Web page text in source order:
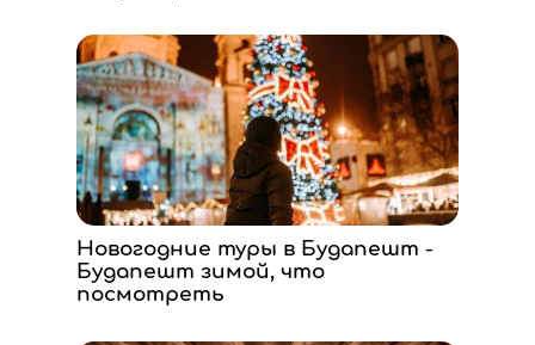
Новогодние туры в Будапешт -
Будапешт зимой, что
посмотреть